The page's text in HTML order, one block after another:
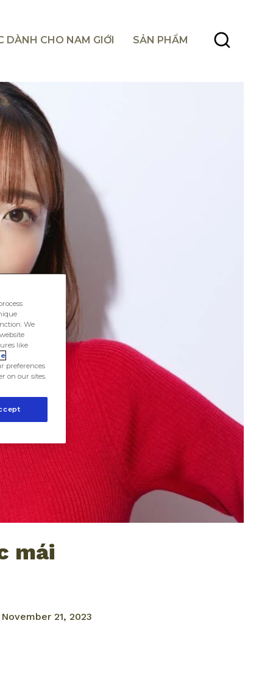
DÀNH CHO NAM GIỚI SẢN PHẨM
mái
November 21, 2023
We
like
preferences
on our sites.